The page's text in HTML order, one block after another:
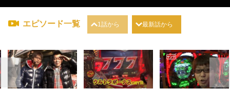
エピソード一覧 1話から 最新話から